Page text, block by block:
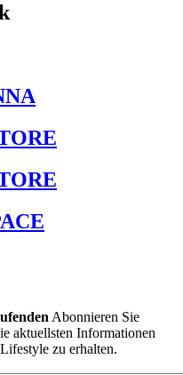
Abonnieren Sie
aktuellsten Informationen
zu erhalten.